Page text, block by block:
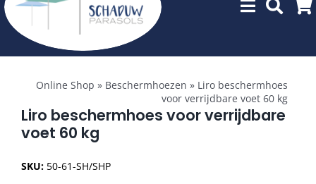
Toggle
aanbiedingen
Online Shop » Beschermhoezen » Liro beschermhoes
voor verrijdbare voet 60 kg
Liro beschermhoes voor verrijdbare
voet 60 kg
SKU: 50-61-SH/SHP